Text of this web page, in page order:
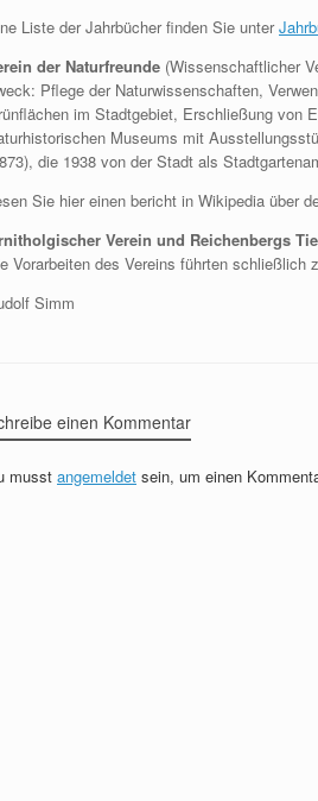
Liste der Jahrbücher finden Sie unter
der Naturfreunde (Wissenschaftlicher
Pflege der Naturwissenschaften,
im Stadtgebiet, Erschließung von
Museums mit
die 1938 von der Stadt als
Sie hier einen bericht in Wikipedia über
Verein und Reichenbergs
Vorarbeiten des Vereins führten schließlich
Simm
einen Kommentar
musst angemeldet sein, um einen